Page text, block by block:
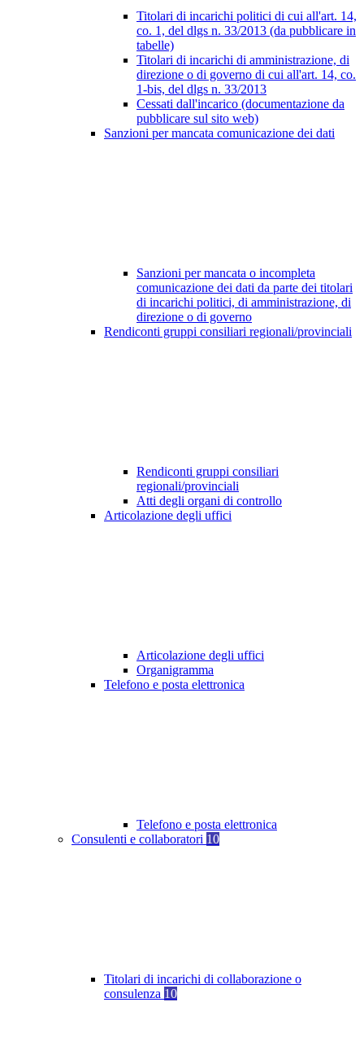
Titolari di incarichi politici di cui all'art. 14,
co. 1, del dlgs n. 33/2013 (da pubblicare in
tabelle)
Titolari di incarichi di amministrazione, di
direzione o di governo di cui all'art. 14, co.
1-bis, del dlgs n. 33/2013
Cessati dall'incarico (documentazione da
pubblicare sul sito web)
Sanzioni per mancata comunicazione dei dati
Sanzioni per mancata o incompleta
comunicazione dei dati da parte dei titolari
di incarichi politici, di amministrazione, di
direzione o di governo
Rendiconti gruppi consiliari regionali/provinciali
Rendiconti gruppi consiliari
regionali/provinciali
Atti degli organi di controllo
Articolazione degli uffici
Articolazione degli uffici
Organigramma
Telefono e posta elettronica
Telefono e posta elettronica
Consulenti e collaboratori 10
Titolari di incarichi di collaborazione o
consulenza 10